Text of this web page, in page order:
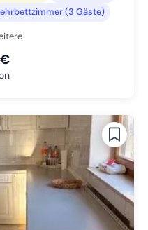
(3 Gäste)
€